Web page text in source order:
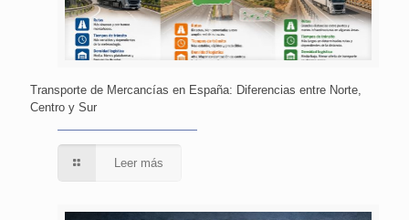
Transporte de Mercancías en España: Diferencias entre Norte,
Centro y Sur
Leer más